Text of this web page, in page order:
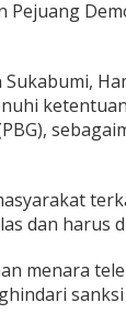
dan harus
menara